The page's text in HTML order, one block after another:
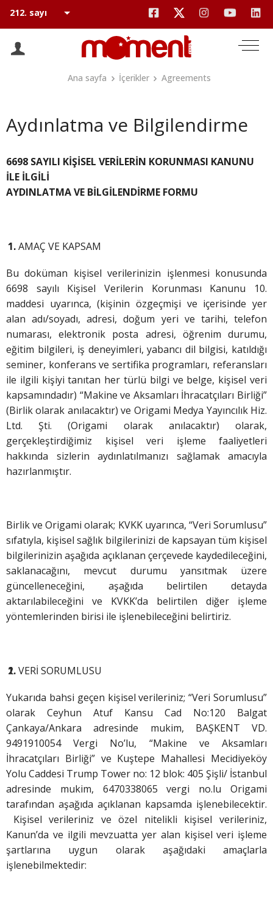
Ana sayfa İçerikler Agreements
Aydınlatma ve Bilgilendirme
6698 SAYILI KİŞİSEL VERİLERİN KORUNMASI KANUNU
İLE İLGİLİ
AYDINLATMA VE BİLGİLENDİRME FORMU
AMAÇ VE KAPSAM
Bu doküman kişisel verilerinizin işlenmesi konusunda
6698 sayılı Kişisel Verilerin Korunması Kanunu 10.
maddesi uyarınca, (kişinin özgeçmişi ve içerisinde yer
alan adı/soyadı, adresi, doğum yeri ve tarihi, telefon
numarası, elektronik posta adresi, öğrenim durumu,
eğitim bilgileri, iş deneyimleri, yabancı dil bilgisi, katıldığı
seminer, konferans ve sertifika programları, referansları
ile ilgili kişiyi tanıtan her türlü bilgi ve belge, kişisel veri
kapsamındadır) “Makine ve Aksamları İhracatçıları Birliği”
(Birlik olarak anılacaktır) ve Origami Medya Yayıncılık Hiz.
Ltd. Şti. (Origami olarak anılacaktır) olarak,
gerçekleştirdiğimiz kişisel veri işleme faaliyetleri
hakkında sizlerin aydınlatılmanızı sağlamak amacıyla
hazırlanmıştır.
Birlik ve Origami olarak; KVKK uyarınca, “Veri Sorumlusu”
sıfatıyla, kişisel sağlık bilgilerinizi de kapsayan tüm kişisel
bilgilerinizin aşağıda açıklanan çerçevede kaydedileceğini,
saklanacağını, mevcut durumu yansıtmak üzere
güncelleneceğini, aşağıda belirtilen detayda
aktarılabileceğini ve KVKK’da belirtilen diğer işleme
yöntemlerinden birisi ile işlenebileceğini belirtiriz.
VERİ SORUMLUSU
Yukarıda bahsi geçen kişisel verileriniz; “Veri Sorumlusu”
olarak Ceyhun Atuf Kansu Cad No:120 Balgat
Çankaya/Ankara adresinde mukim, BAŞKENT VD.
9491910054 Vergi No’lu, “Makine ve Aksamları
İhracatçıları Birliği” ve Kuştepe Mahallesi Mecidiyeköy
Yolu Caddesi Trump Tower no: 12 blok: 405 Şişli/ İstanbul
adresinde mukim, 6470338065 vergi no.lu Origami
tarafından aşağıda açıklanan kapsamda işlenebilecektir.
Kişisel verileriniz ve özel nitelikli kişisel verileriniz,
Kanun’da ve ilgili mevzuatta yer alan kişisel veri işleme
şartlarına uygun olarak aşağıdaki amaçlarla
işlenebilmektedir: